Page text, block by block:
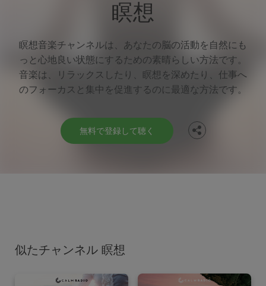
瞑想
瞑想音楽チャンネルは、あなたの脳の活動を自然にも
っと心地良い状態にするための素晴らしい方法です。
音楽は、リラックスしたり、瞑想を深めたり、仕事へ
のフォーカスと集中を促進するのに最適な方法です。
無料で登録して聴く
Facebook
Twitter
似たチャンネル 瞑想